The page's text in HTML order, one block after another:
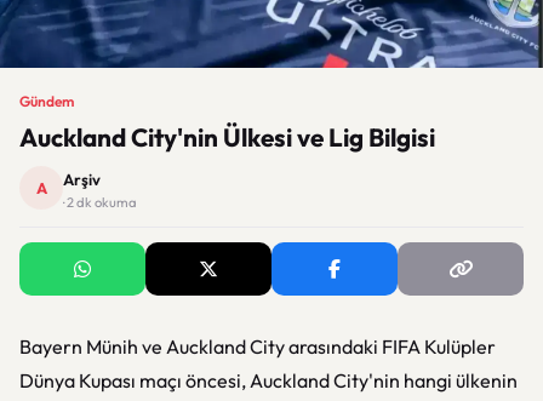
Gündem
Auckland City'nin Ülkesi ve Lig Bilgisi
A Arşiv
· 2 dk okuma
Bayern Münih ve Auckland City arasındaki FIFA Kulüpler
Dünya Kupası maçı öncesi, Auckland City'nin hangi ülkenin